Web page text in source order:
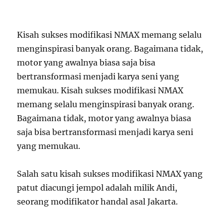
Kisah sukses modifikasi NMAX memang selalu
menginspirasi banyak orang. Bagaimana tidak,
motor yang awalnya biasa saja bisa
bertransformasi menjadi karya seni yang
memukau. Kisah sukses modifikasi NMAX
memang selalu menginspirasi banyak orang.
Bagaimana tidak, motor yang awalnya biasa
saja bisa bertransformasi menjadi karya seni
yang memukau.
Salah satu kisah sukses modifikasi NMAX yang
patut diacungi jempol adalah milik Andi,
seorang modifikator handal asal Jakarta.